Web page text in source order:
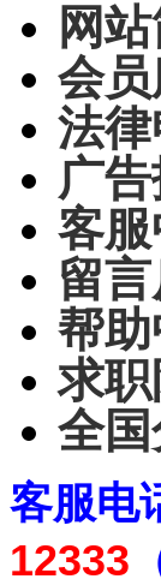
网
会
法律
广
客
留
帮
求
全
客服电
12333